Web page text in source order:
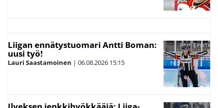
Liigan ennätystuomari Antti Boman:
uusi työ!
Lauri Saastamoinen | 06.08.2026 15:15